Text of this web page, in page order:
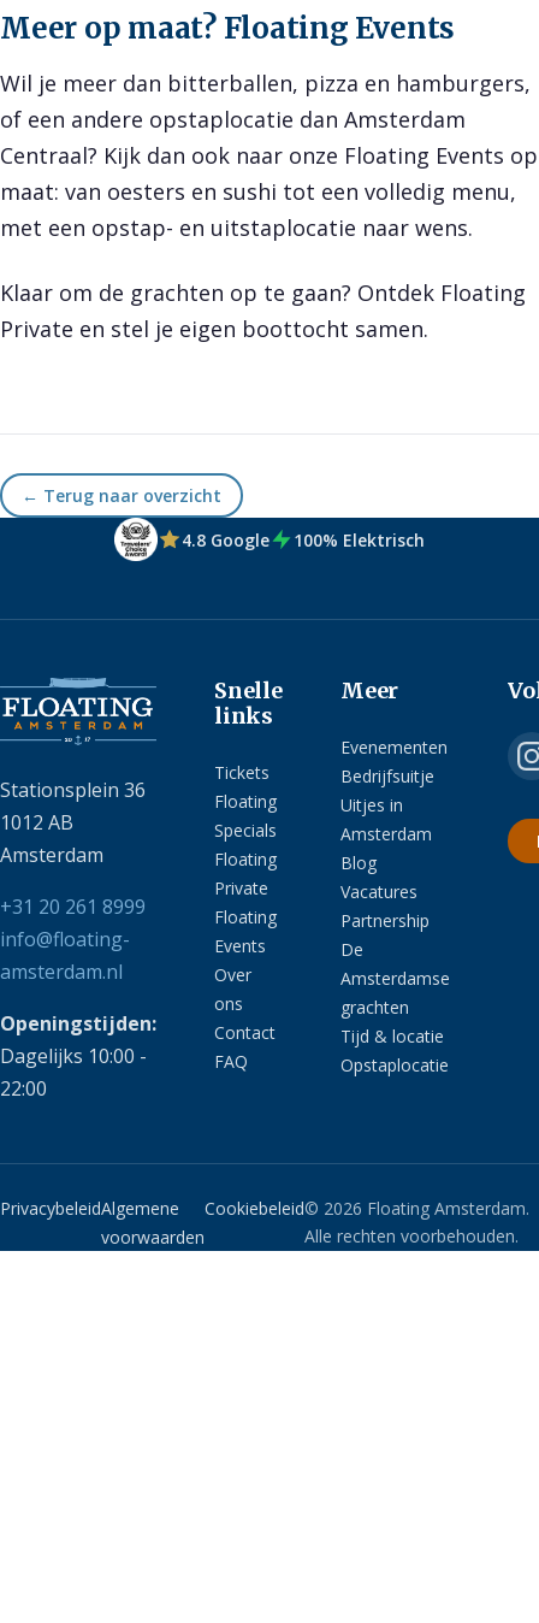
Meer op maat? Floating Events
Wil je meer dan bitterballen, pizza en hamburgers,
of een andere opstaplocatie dan Amsterdam
Centraal? Kijk dan ook naar onze Floating Events op
maat: van oesters en sushi tot een volledig menu,
met een opstap- en uitstaplocatie naar wens.
Klaar om de grachten op te gaan? Ontdek Floating
Private en stel je eigen boottocht samen.
← Terug naar overzicht
4.8 Google
100% Elektrisch
Stationsplein 36
1012 AB
Amsterdam
+31 20 261 8999
info@floating-
amsterdam.nl
Openingstijden:
Dagelijks 10:00 -
22:00
Snelle
links
Tickets
Floating
Specials
Floating
Private
Floating
Events
Over
ons
Contact
FAQ
Meer
Evenementen
Bedrijfsuitje
Uitjes in
Amsterdam
Blog
Vacatures
Partnership
De
Amsterdamse
grachten
Tijd & locatie
Opstaplocatie
PrivacybeleidAlgemene
voorwaarden
Cookiebeleid© 2026 Floating Amsterdam.
Alle rechten voorbehouden.